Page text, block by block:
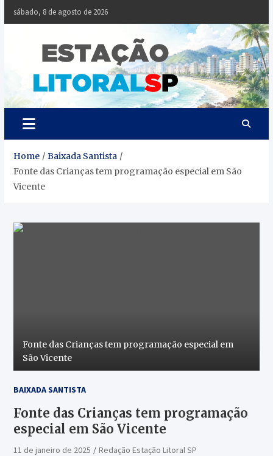
Skip
sábado, 8 de agosto de 2026
Litoral
Notícias da
Baixada Santista
Home
Baixada Santista
Fonte das Crianças tem programação especial em São
Vicente
Fonte das Crianças tem programação especial em
São Vicente
BAIXADA SANTISTA
Fonte das Crianças tem programação
especial em São Vicente
11 de janeiro de 2025 Redação Estação Litoral SP